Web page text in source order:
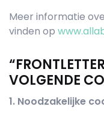
Meer informatie
vinden op
VOLGENDE
1. Noodzakelijke